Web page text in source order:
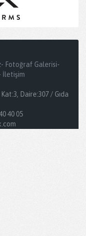
- Fotoğraf Galerisi-
İletişim
Daire:307 / Gıda
40 05